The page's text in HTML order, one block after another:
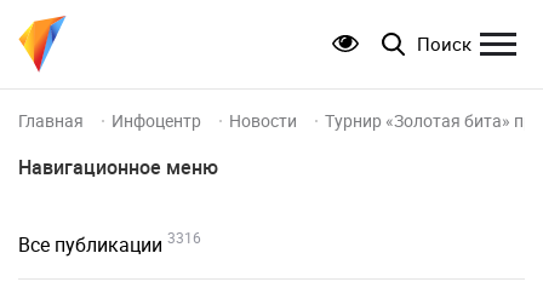
Поиск
Главная Инфоцентр Новости Турнир «Золотая бита»
Навигационное меню
Все публикации 3316